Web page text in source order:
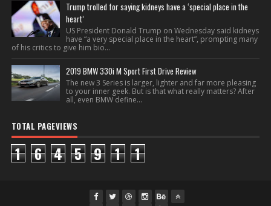
Trump trolled for saying kidneys have a ‘special place in the
heart’
US President Donald Trump on Wednesday said kidneys
have “a very special place in the heart”, prompting many
of his critics to give him bio...
2019 BMW 330i M Sport First Drive Review
The new 3 Series is larger, lighter and far more pleasing
to your inner geek. But is that what really matters? After
all, even BMW define...
TOTAL PAGEVIEWS
1 6 4 5 9 1 1